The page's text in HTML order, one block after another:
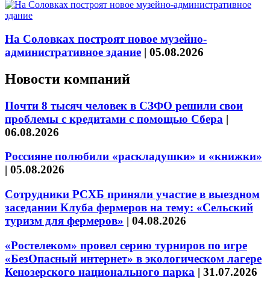
На Соловках построят новое музейно-
административное здание | 05.08.2026
Новости компаний
Почти 8 тысяч человек в СЗФО решили свои
проблемы с кредитами с помощью Сбера |
06.08.2026
Россияне полюбили «раскладушки» и «книжки»
| 05.08.2026
Сотрудники РСХБ приняли участие в выездном
заседании Клуба фермеров на тему: «Сельский
туризм для фермеров» | 04.08.2026
«Ростелеком» провел серию турниров по игре
«БезОпасный интернет» в экологическом лагере
Кенозерского национального парка | 31.07.2026